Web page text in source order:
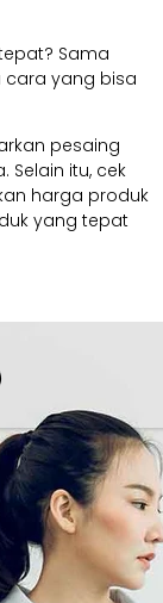
Sama
cara yang bisa
pesaing
Selain itu, cek
harga produk
yang tepat